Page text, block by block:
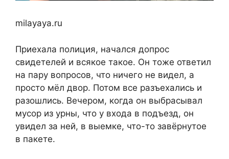
milayaya.ru
Приехала полиция, начался допрос
свидетелей и всякое такое. Он тоже ответил
на пару вопросов, что ничего не видел, а
просто мёл двор. Потом все разъехались и
разошлись. Вечером, когда он выбрасывал
мусор из урны, что у входа в подъезд, он
увидел за ней, в выемке, что-то завёрнутое
в пакете.